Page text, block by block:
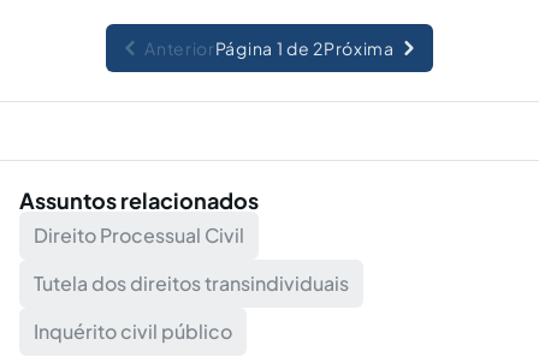
AnteriorPágina 1 de 2Próxima
Assuntos relacionados
Direito Processual Civil
Tutela dos direitos transindividuais
Inquérito civil público